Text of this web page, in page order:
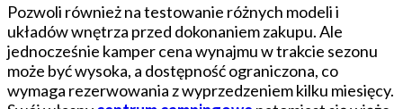
Pozwoli również na testowanie różnych modeli i
układów wnętrza przed dokonaniem zakupu. Ale
jednocześnie kamper cena wynajmu w trakcie sezonu
może być wysoka, a dostępność ograniczona, co
wymaga rezerwowania z wyprzedzeniem kilku miesięcy.